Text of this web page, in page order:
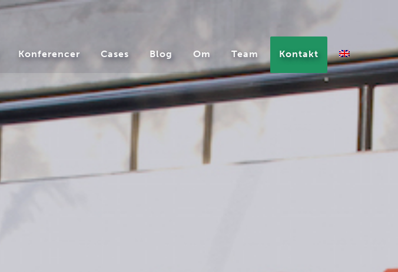
Konferencer Cases Blog Om Team Kontakt